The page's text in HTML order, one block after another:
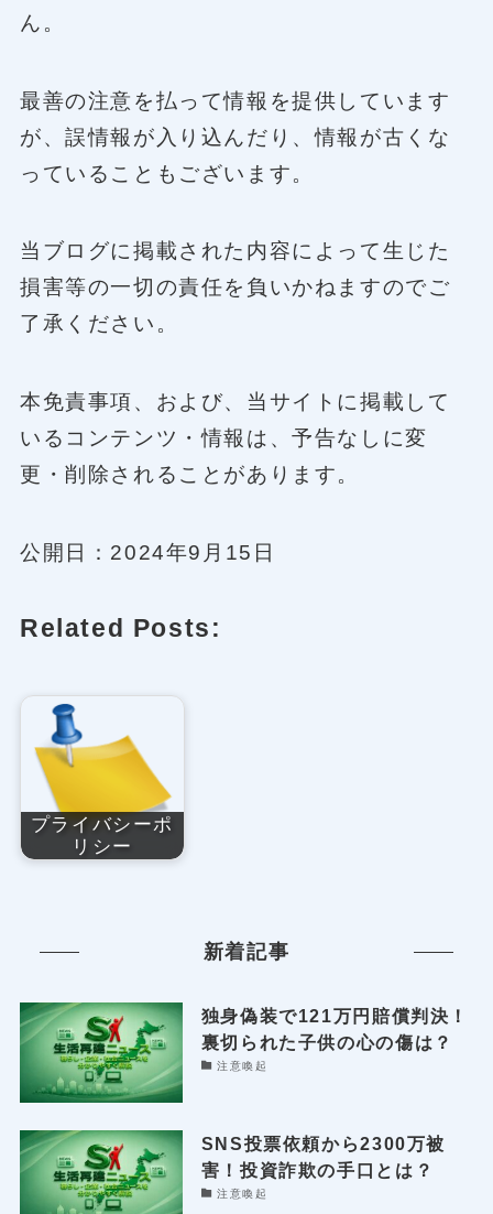
ん。
最善の注意を払って情報を提供しています
が、誤情報が入り込んだり、情報が古くな
っていることもございます。
当ブログに掲載された内容によって生じた
損害等の一切の責任を負いかねますのでご
了承ください。
本免責事項、および、当サイトに掲載して
いるコンテンツ・情報は、予告なしに変
更・削除されることがあります。
公開日：2024年9月15日
Related Posts:
プライバシーポ
リシー
新着記事
独身偽装で121万円賠償判決！
裏切られた子供の心の傷は？
注意喚起
SNS投票依頼から2300万被
害！投資詐欺の手口とは？
注意喚起